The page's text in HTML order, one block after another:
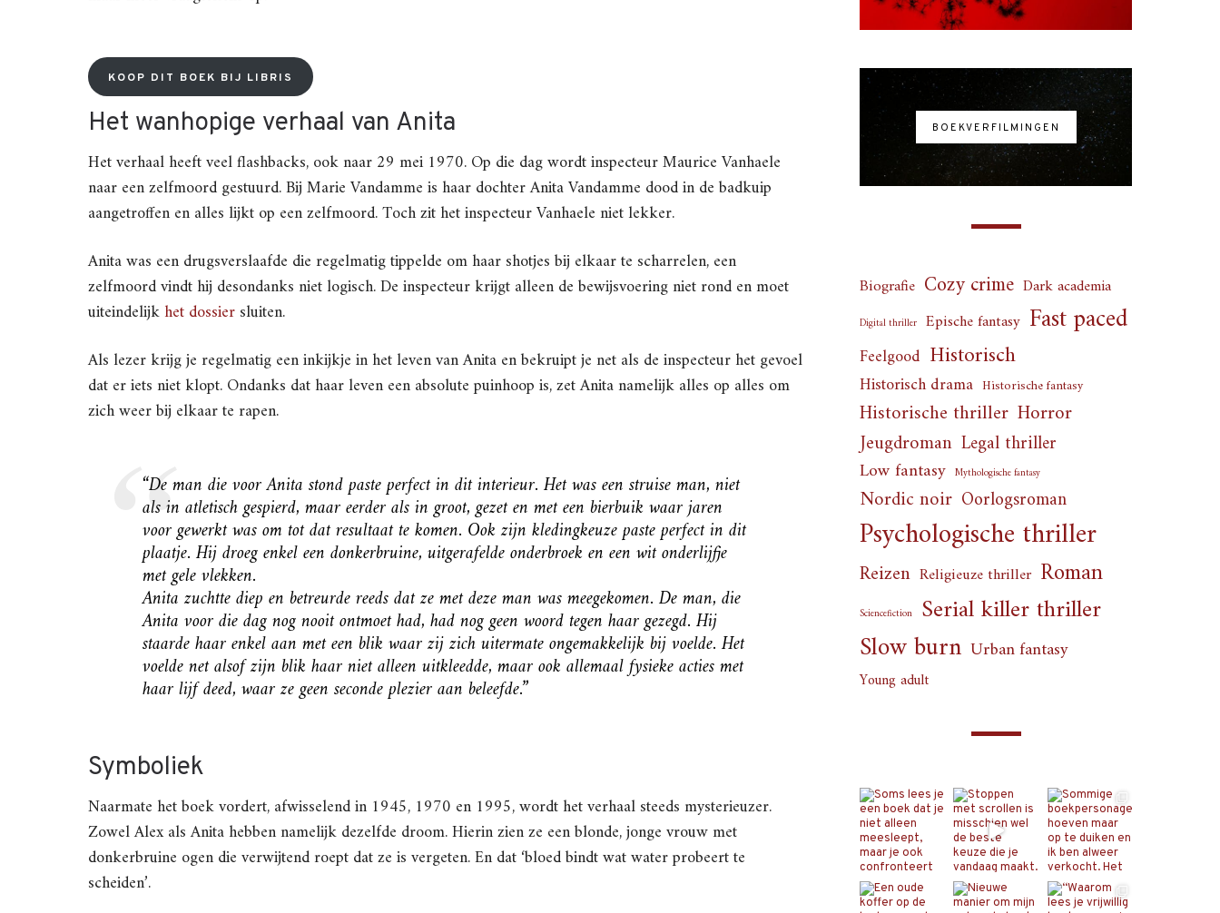
KOOP DIT BOEK BIJ LIBRIS
Het wanhopige verhaal van Anita
Het verhaal heeft veel flashbacks, ook naar 29 mei 1970. Op die dag wordt inspecteur Maurice Vanhaele
naar een zelfmoord gestuurd. Bij Marie Vandamme is haar dochter Anita Vandamme dood in de badkuip
aangetroffen en alles lijkt op een zelfmoord. Toch zit het inspecteur Vanhaele niet lekker.
Anita was een drugsverslaafde die regelmatig tippelde om haar shotjes bij elkaar te scharrelen, een
zelfmoord vindt hij desondanks niet logisch. De inspecteur krijgt alleen de bewijsvoering niet rond en moet
uiteindelijkhet dossiersluiten.
Als lezer krijg je regelmatig een inkijkje in het leven van Anita en bekruipt je net als de inspecteur het gevoel
dat er iets niet klopt. Ondanks dat haar leven een absolute puinhoop is, zet Anita namelijk alles op alles om
zich weer bij elkaar te rapen.
“De man die voor Anita stond paste perfect in dit interieur. Het was een struise man, niet
als in atletisch gespierd, maar eerder als in groot, gezet en met een bierbuik waar jaren
voor gewerkt was om tot dat resultaat te komen. Ook zijn kledingkeuze paste perfect in dit
plaatje. Hij droeg enkel een donkerbruine, uitgerafelde onderbroek en een wit onderlijfje
met gele vlekken.
Anita zuchtte diep en betreurde reeds dat ze met deze man was meegekomen. De man, die
Anita voor die dag nog nooit ontmoet had, had nog geen woord tegen haar gezegd. Hij
staarde haar enkel aan met een blik waar zij zich uitermate ongemakkelijk bij voelde. Het
voelde net alsof zijn blik haar niet alleen uitkleedde, maar ook allemaal fysieke acties met
haar lijf deed, waar ze geen seconde plezier aan beleefde.”
Symboliek
Naarmate het boek vordert, afwisselend in 1945, 1970 en 1995, wordt het verhaal steeds mysterieuzer.
Zowel Alex als Anita hebben namelijk dezelfde droom. Hierin zien ze een blonde, jonge vrouw met
donkerbruine ogen die verwijtend roept dat ze is vergeten. En dat ‘bloed bindt wat water probeert te
scheiden’.
BOEKVERFILMINGEN
Biografie Cozy crime Dark academia
Digital thriller Epische fantasy Fast paced
Feelgood Historisch
Historisch drama Historische fantasy
Historische thriller Horror
Jeugdroman Legal thriller
Low fantasy Mythologische fantasy
Nordic noir Oorlogsroman
Psychologische thriller
Reizen Religieuze thriller Roman
Sciencefiction Serial killer thriller
Slow burn Urban fantasy
Young adult